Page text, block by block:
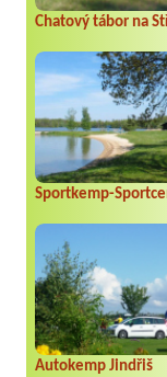
Chatový tábor na
Sportkemp-
Autokemp Jindřiš